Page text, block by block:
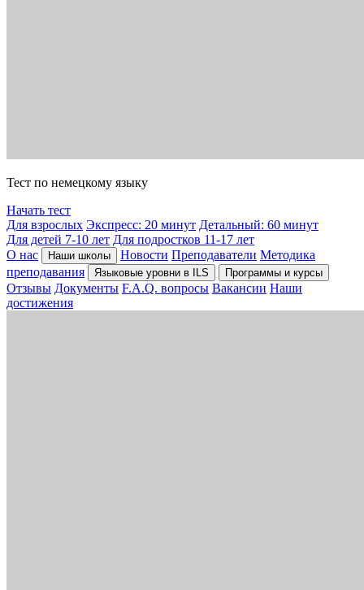
Тест по немецкому языку
Начать тест
Для взрослых Экспресс: 20 минут Детальный: 60 минут
Для детей 7-10 лет Для подростков 11-17 лет
О нас
Наши школы Новости Преподаватели Методика
преподавания
Языковые уровни в ILS Программы и курсы
Отзывы Документы F.A.Q. вопросы Вакансии Наши
достижения